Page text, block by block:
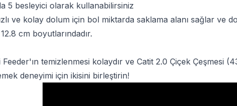
5 besleyici olarak kullanabilirsiniz
ve kolay dolum için bol miktarda saklama alanı sağlar ve
cm boyutlarındadır.
temizlenmesi kolaydır ve Catit 2.0 Çiçek Çeşmesi
deneyimi için ikisini birleştirin!